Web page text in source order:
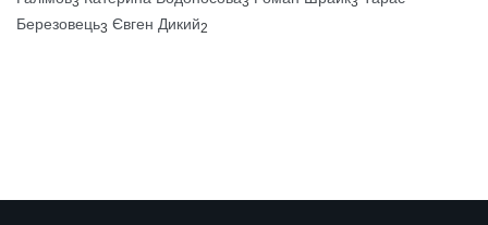
Березовець3 Євген Дикий2